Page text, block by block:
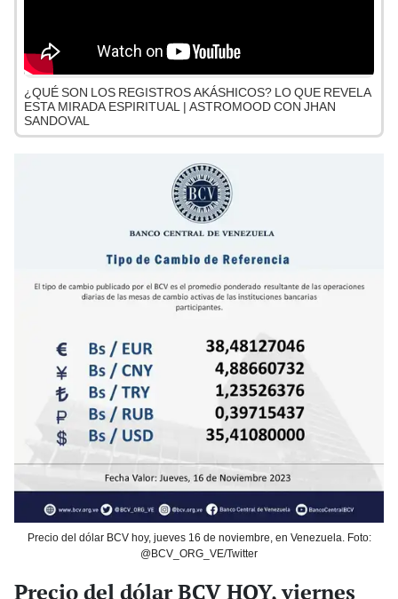
¿QUÉ SON LOS REGISTROS AKÁSHICOS? LO QUE REVELA
ESTA MIRADA ESPIRITUAL | ASTROMOOD CON JHAN
SANDOVAL
Precio del dólar BCV hoy, jueves 16 de noviembre, en Venezuela. Foto:
@BCV_ORG_VE/Twitter
Precio del dólar BCV HOY, viernes